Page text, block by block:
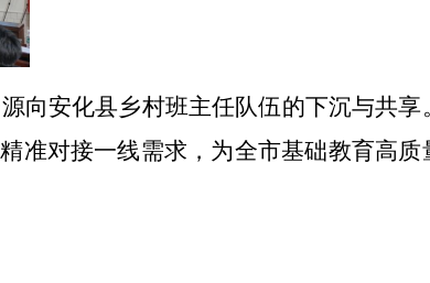
向安化县乡村班主任队伍的下沉与共享
准对接一线需求，为全市基础教育高质